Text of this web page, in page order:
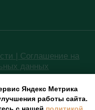
Яндекс Метрика
работы сайта.